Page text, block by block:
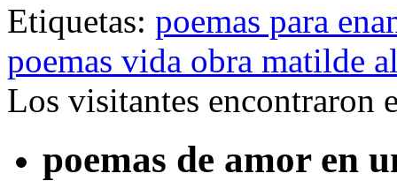
Etiquetas: poemas para
poemas vida obra matilde
Los visitantes encontraron
poemas de amor en